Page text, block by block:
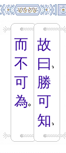
而
不
可
為
故
曰
勝
可
知